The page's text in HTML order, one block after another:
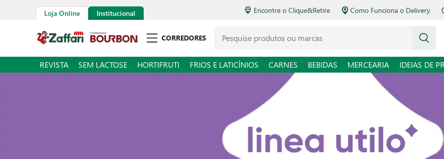
Loja Online Institucional Encontre o Clique&Retire Como Funciona o Delivery
CORREDORES
REVISTA SEM LACTOSE HORTIFRUTI FRIOS E LATICÍNIOS CARNES BEBIDAS MERCEARIA IDEIAS DE